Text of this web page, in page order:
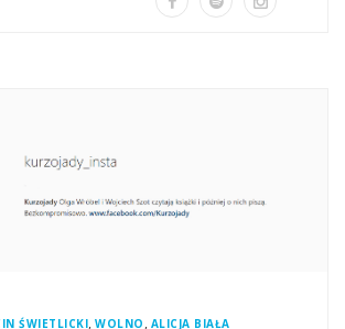
ŚWIETLICKI, WOLNO , ALICJA BIAŁA